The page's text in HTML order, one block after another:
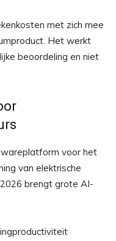
met zich mee
Het werkt
beoordeling en niet
voor het
van elektrische
brengt grote AI-